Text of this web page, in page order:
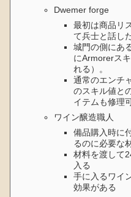
Dwemer forge
最初は商品リ
て兵士と話し
城門の側にあ
にArmorerス
れる）。
通常のエンチ
のスキル値と
イテムも修理
ワイン醸造職人
備品購入時に
るのに必要な
材料を渡して
入る
手に入るワイ
効果がある